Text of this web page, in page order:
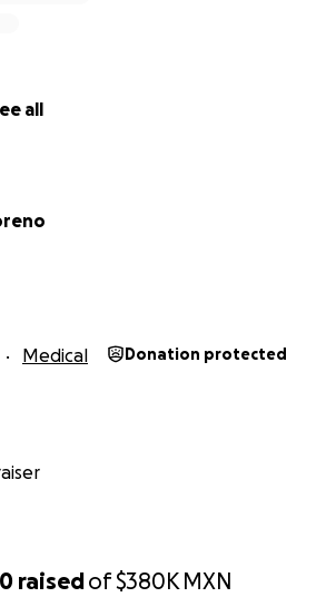
raisedof$380K MXN
all
Medical Donation protected